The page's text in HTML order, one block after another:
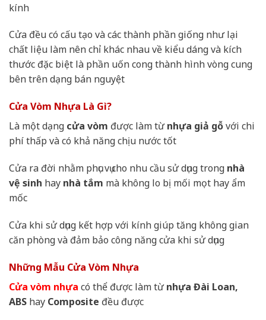
kính
Cửa đều có cấu tạo và các thành phần giống như lại
chất liệu làm nên chỉ khác nhau về kiểu dáng và kích
thước đặc biệt là phần uốn cong thành hình vòng cung
bên trên dạng bán nguyệt
Cửa Vòm Nhựa Là Gì?
Là một dạng cửa vòm được làm từnhựa giả gỗvới chi
phí thấp và có khả năng chịu nước tốt
Cửa ra đời nhằm phục vụ cho nhu cầu sử dụng trong nhà
vệ sinh hay nhà tắm mà không lo bị mối mọt hay ẩm
mốc
Cửa khi sử dụng kết hợp với kính giúp tăng không gian
căn phòng và đảm bảo công năng cửa khi sử dụng
Những Mẫu Cửa Vòm Nhựa
Cửa vòm nhựa có thể được làm từnhựa Đài Loan,
ABS hay Composite đều được